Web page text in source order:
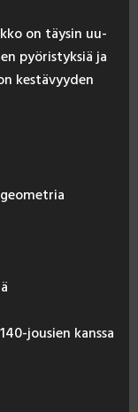
on täy­sin uu­
pyö­ris­tyk­siä ja
kes­tä­vyy­den
jousien kanssa